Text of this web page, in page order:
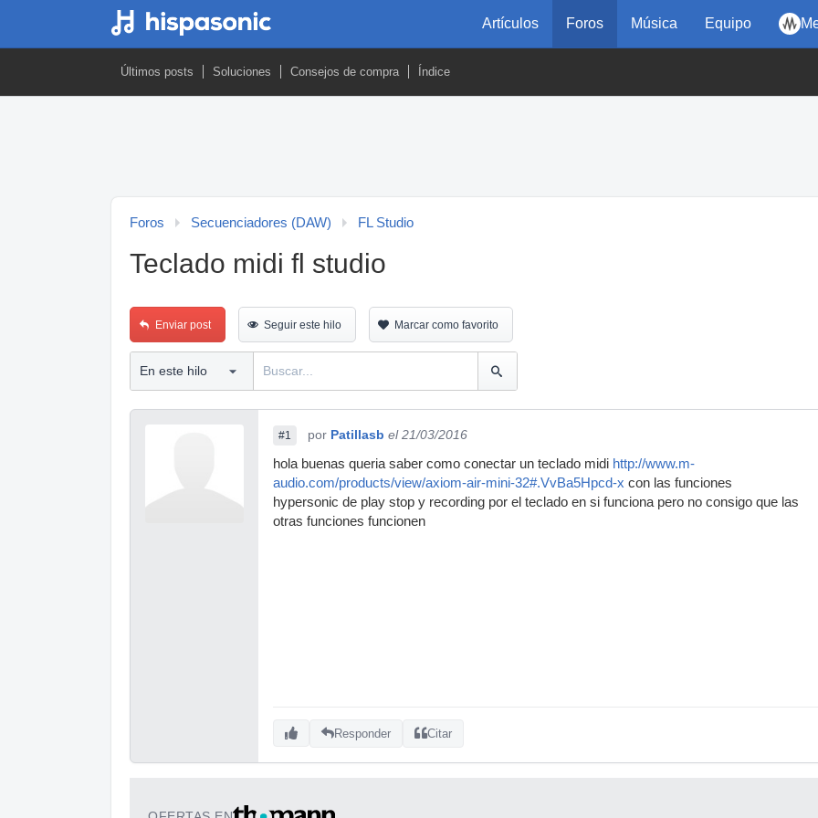
Artículos Foros Música Equipo
Últimos posts Soluciones Consejos de compra Índice
Foros Secuenciadores (DAW) FL Studio
Teclado midi fl studio
Enviar post Seguir este hilo Marcar como favorito
#1 por Patillasb el 21/03/2016
hola buenas queria saber como conectar un teclado midi http://www.m-
audio.com/products/view/axiom-air-mini-32#.VvBa5Hpcd-x con las funciones
hypersonic de play stop y recording por el teclado en si funciona pero no consigo que las
otras funciones funcionen
Responder Citar